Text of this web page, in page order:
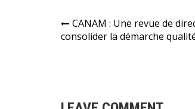
Navigation
de
CANAM : Une revue de
consolider la démarche